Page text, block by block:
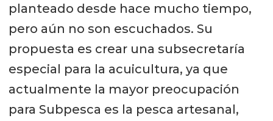
planteado desde hace mucho tiempo,
pero aún no son escuchados. Su
propuesta es crear una subsecretaría
especial para la acuicultura, ya que
actualmente la mayor preocupación
para Subpesca es la pesca artesanal,